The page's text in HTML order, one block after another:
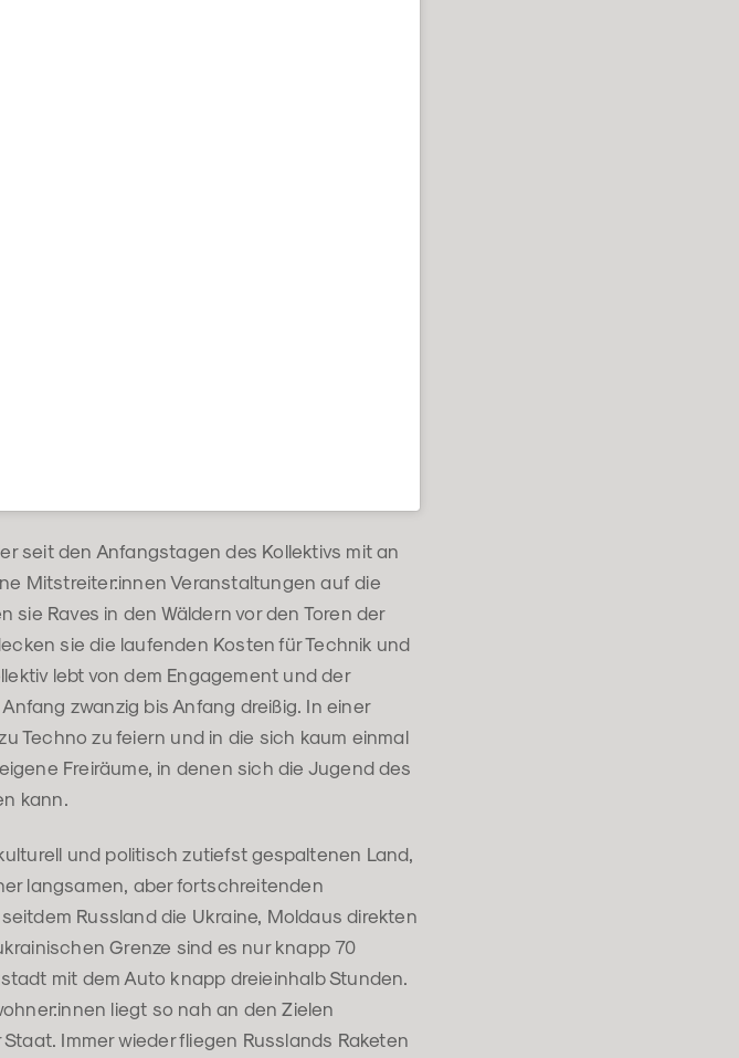
seit den Anfangstagen des Kollektivs mit an
Mitstreiter:innen Veranstaltungen auf die
sie Raves in den Wäldern vor den Toren der
sie die laufenden Kosten für Technik und
lebt von dem Engagement und der
zwanzig bis Anfang dreißig. In einer
Techno zu feiern und in die sich kaum einmal
Freiräume, in denen sich die Jugend des
kann.
und politisch zutiefst gespaltenen Land,
langsamen, aber fortschreitenden
Russland die Ukraine, Moldaus direkten
Grenze sind es nur knapp 70
mit dem Auto knapp dreieinhalb Stunden.
liegt so nah an den Zielen
Immer wieder fliegen Russlands Raketen